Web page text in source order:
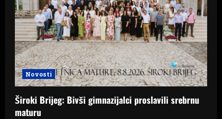
Novosti
Široki Brijeg: Bivši gimnazijalci proslavili srebrnu
maturu